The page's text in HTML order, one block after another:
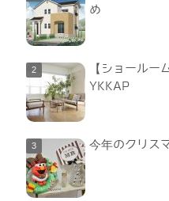
め
【ショールー
YKKAP
今年のクリス